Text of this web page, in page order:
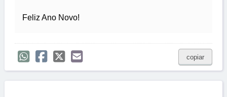
Feliz Ano Novo!
copiar